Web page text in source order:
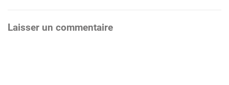
l’article
Laisser un commentaire